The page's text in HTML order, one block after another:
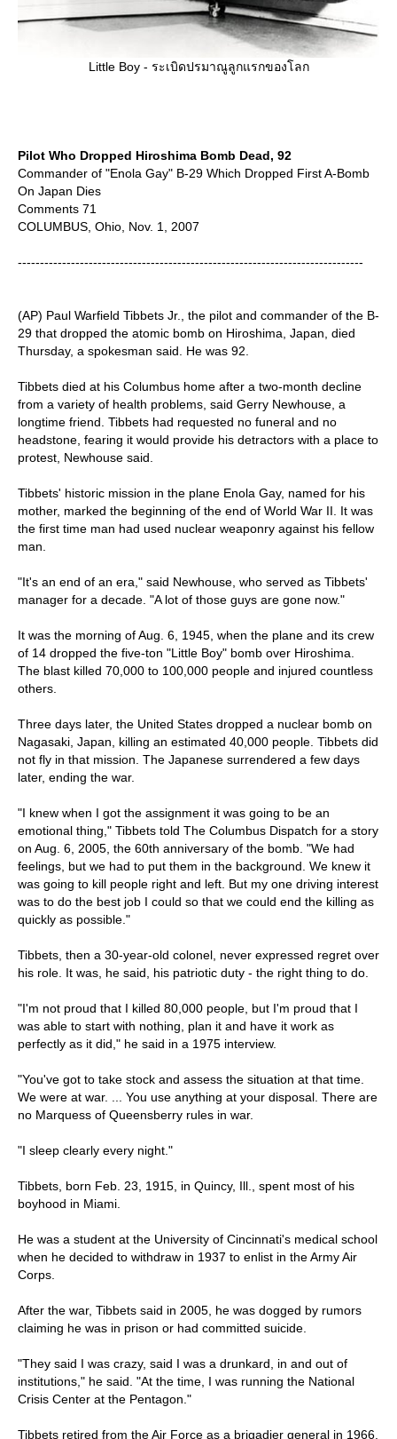
Little Boy - ระเบิดปรมาณูลูกแรกของโลก
Pilot Who Dropped Hiroshima Bomb Dead, 92
Commander of "Enola Gay" B-29 Which Dropped First A-Bomb
On Japan Dies
Comments 71
COLUMBUS, Ohio, Nov. 1, 2007
------------------------------------------------------------------------------
(AP) Paul Warfield Tibbets Jr., the pilot and commander of the B-
29 that dropped the atomic bomb on Hiroshima, Japan, died
Thursday, a spokesman said. He was 92.
Tibbets died at his Columbus home after a two-month decline
from a variety of health problems, said Gerry Newhouse, a
longtime friend. Tibbets had requested no funeral and no
headstone, fearing it would provide his detractors with a place to
protest, Newhouse said.
Tibbets' historic mission in the plane Enola Gay, named for his
mother, marked the beginning of the end of World War II. It was
the first time man had used nuclear weaponry against his fellow
man.
"It's an end of an era," said Newhouse, who served as Tibbets'
manager for a decade. "A lot of those guys are gone now."
It was the morning of Aug. 6, 1945, when the plane and its crew
of 14 dropped the five-ton "Little Boy" bomb over Hiroshima.
The blast killed 70,000 to 100,000 people and injured countless
others.
Three days later, the United States dropped a nuclear bomb on
Nagasaki, Japan, killing an estimated 40,000 people. Tibbets did
not fly in that mission. The Japanese surrendered a few days
later, ending the war.
"I knew when I got the assignment it was going to be an
emotional thing," Tibbets told The Columbus Dispatch for a story
on Aug. 6, 2005, the 60th anniversary of the bomb. "We had
feelings, but we had to put them in the background. We knew it
was going to kill people right and left. But my one driving interest
was to do the best job I could so that we could end the killing as
quickly as possible."
Tibbets, then a 30-year-old colonel, never expressed regret over
his role. It was, he said, his patriotic duty - the right thing to do.
"I'm not proud that I killed 80,000 people, but I'm proud that I
was able to start with nothing, plan it and have it work as
perfectly as it did," he said in a 1975 interview.
"You've got to take stock and assess the situation at that time.
We were at war. ... You use anything at your disposal. There are
no Marquess of Queensberry rules in war.
"I sleep clearly every night."
Tibbets, born Feb. 23, 1915, in Quincy, Ill., spent most of his
boyhood in Miami.
He was a student at the University of Cincinnati's medical school
when he decided to withdraw in 1937 to enlist in the Army Air
Corps.
After the war, Tibbets said in 2005, he was dogged by rumors
claiming he was in prison or had committed suicide.
"They said I was crazy, said I was a drunkard, in and out of
institutions," he said. "At the time, I was running the National
Crisis Center at the Pentagon."
Tibbets retired from the Air Force as a brigadier general in 1966.